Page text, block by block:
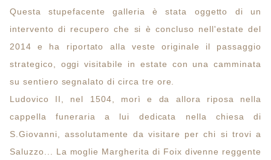
Questa stupefacente galleria è stata oggetto di un
intervento di recupero che si è concluso nell'estate del
2014 e ha riportato alla veste originale il passaggio
strategico, oggi visitabile in estate con una camminata
su sentiero segnalato di circa tre ore.
Ludovico II, nel 1504, morì e da allora riposa nella
cappella funeraria a lui dedicata nella chiesa di
S.Giovanni, assolutamente da visitare per chi si trovi a
Saluzzo... La moglie Margherita di Foix divenne reggente